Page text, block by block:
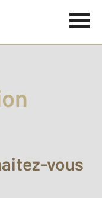
vous